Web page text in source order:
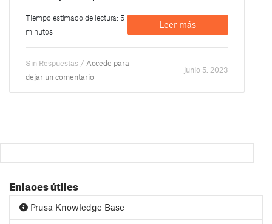
Tiempo estimado de lectura: 5
minutos
Leer más
Sin Respuestas / Accede para
dejar un comentario
junio 5. 2023
Enlaces útiles
Prusa Knowledge Base